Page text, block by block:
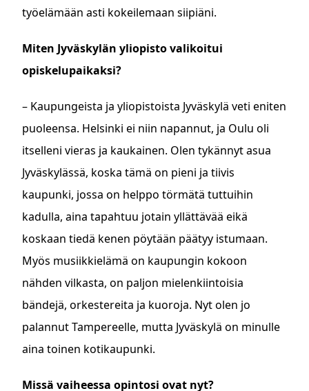
työelämään asti kokeilemaan siipiäni.
Miten Jyväskylän yliopisto valikoitui
opiskelupaikaksi?
– Kaupungeista ja yliopistoista Jyväskylä veti eniten
puoleensa. Helsinki ei niin napannut, ja Oulu oli
itselleni vieras ja kaukainen. Olen tykännyt asua
Jyväskylässä, koska tämä on pieni ja tiivis
kaupunki, jossa on helppo törmätä tuttuihin
kadulla, aina tapahtuu jotain yllättävää eikä
koskaan tiedä kenen pöytään päätyy istumaan.
Myös musiikkielämä on kaupungin kokoon
nähden vilkasta, on paljon mielenkiintoisia
bändejä, orkestereita ja kuoroja. Nyt olen jo
palannut Tampereelle, mutta Jyväskylä on minulle
aina toinen kotikaupunki.
Missä vaiheessa opintosi ovat nyt?